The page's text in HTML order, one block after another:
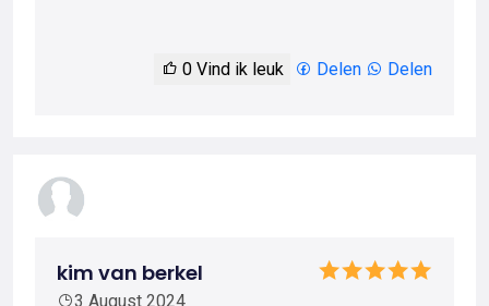
0 Vind ik leuk Delen Delen
kim van berkel
3 August 2024